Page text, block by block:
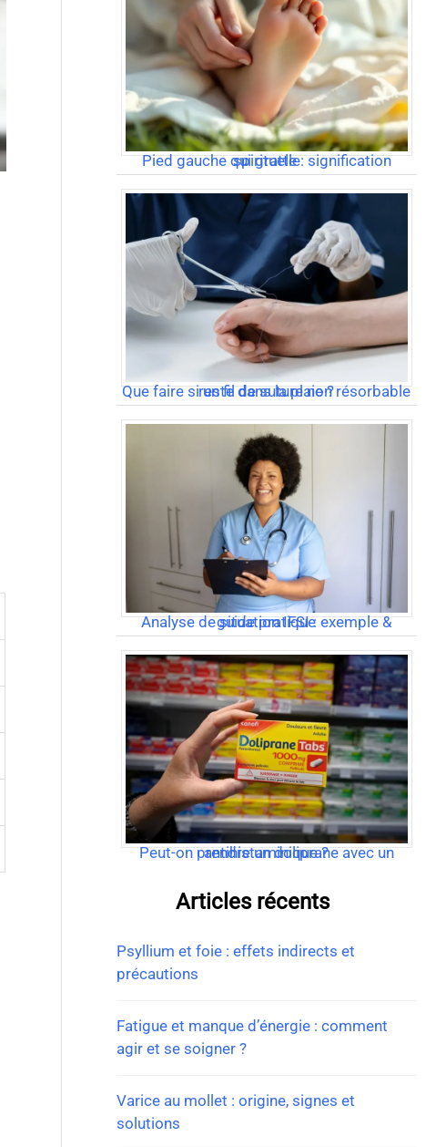
Pied gauche qui gratte : signification spirituelle
Que faire si un fil de suture non résorbable reste dans la plaie ?
Analyse de situation IFSI : exemple & guide pratique
Peut-on prendre un doliprane avec un antihistaminique ?
Articles récents
Psyllium et foie : effets indirects et
précautions
Fatigue et manque d’énergie : comment
agir et se soigner ?
Varice au mollet : origine, signes et
solutions